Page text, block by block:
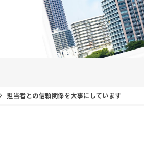
担当者との信頼関係を大事にしています